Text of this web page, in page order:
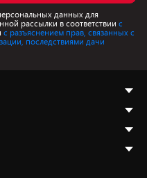
данных для
рассылки в соответствии с
с разъяснением прав, связанных с
последствиями дачи